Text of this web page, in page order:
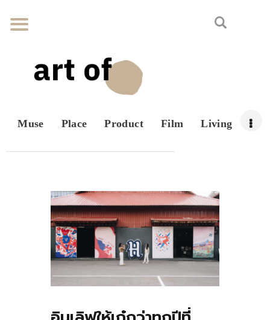
Muse Place Product Film Living